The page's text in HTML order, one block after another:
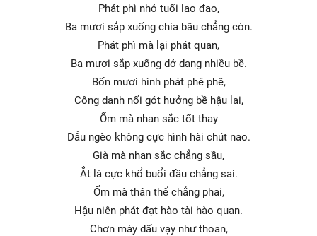
Phát phì nhỏ tuối lao đao,
Ba mươi sắp xuống chia bâu chẳng còn.
Phát phì mà lại phát quan,
Ba mươi sắp xuống dở dang nhiều bề.
Bốn mươi hình phát phê phê,
Công danh nối gót hưởng bề hậu lai,
Ốm mà nhan sắc tốt thay
Dẫu ngèo không cực hình hài chút nao.
Già mà nhan sắc chẳng sầu,
Ắt là cực khổ buổi đầu chẳng sai.
Ốm mà thân thể chẳng phai,
Hậu niên phát đạt hào tài hào quan.
Chơn mày dấu vạy như thoan,